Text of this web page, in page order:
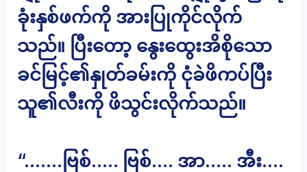
ခုံးနှစ်ဖက်ကို အားပြုကိုင်လိုက်
သည်။ ပြီးတော့ နွေးထွေးအိစိုသော
ခင်မြင့်၏နှုတ်ခမ်းကို ငုံခဲဖိကပ်ပြီး
သူ၏လီးကို ဖိသွင်းလိုက်သည်။
“…….ဗြစ်….. ဗြစ်…. အာ….. အီး….